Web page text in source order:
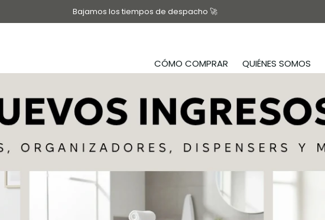
Bajamos los tiempos de despacho 🚀
CÓMO COMPRAR
QUIÉNES SOMOS